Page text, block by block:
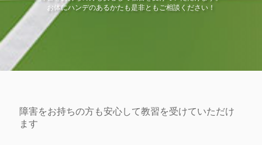
お体にハンデのあるかたも是非ともご相談ください！
障害をお持ちの方も安心して教習を受けていただけ
ます